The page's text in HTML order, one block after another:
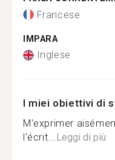
Francese
IMPARA
Inglese
I miei obiettivi di
M'exprimer
l'écrit...Leggi di più